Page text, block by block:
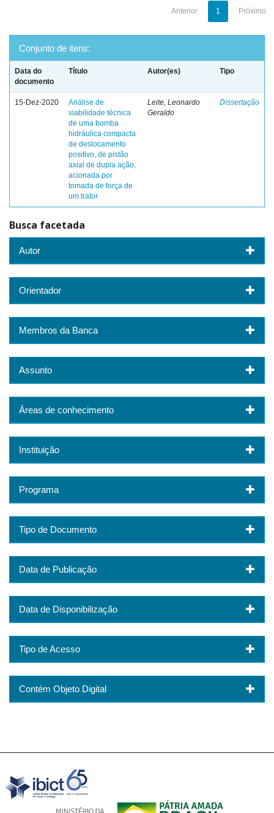
Anterior 1 Próximo
Conjunto de itens:
Data do
documento
Título Autor(es) Tipo
15-Dez-2020
Análise de
viabilidade técnica
de uma bomba
hidráulica compacta
de deslocamento
positivo, de pistão
axial de dupla ação,
acionada por
tomada de força de
um trator
Leite, Leonardo
Geraldo
Dissertação
Busca facetada
Autor
Orientador
Membros da Banca
Assunto
Áreas de conhecimento
Instituição
Programa
Tipo de Documento
Data de Publicação
Data de Disponibilização
Tipo de Acesso
Contém Objeto Digital